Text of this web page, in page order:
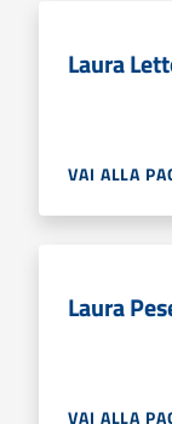
Laura
VAI ALLA
Laura
VAI ALLA